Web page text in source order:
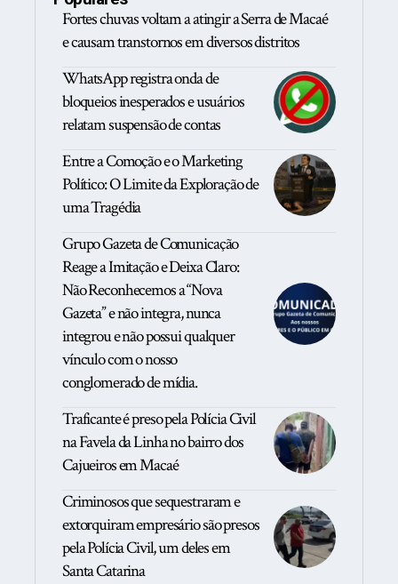
Fortes chuvas voltam a atingir a Serra de Macaé
e causam transtornos em diversos distritos
WhatsApp registra onda de
bloqueios inesperados e usuários
relatam suspensão de contas
Entre a Comoção e o Marketing
Político: O Limite da Exploração de
uma Tragédia
Grupo Gazeta de Comunicação
Reage a Imitação e Deixa Claro:
Não Reconhecemos a “Nova
Gazeta” e não integra, nunca
integrou e não possui qualquer
vínculo com o nosso
conglomerado de mídia.
Traficante é preso pela Polícia Civil
na Favela da Linha no bairro dos
Cajueiros em Macaé
Criminosos que sequestraram e
extorquiram empresário são presos
pela Polícia Civil, um deles em
Santa Catarina